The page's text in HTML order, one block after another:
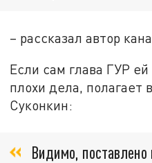
– рассказал автор
Если сам глава ГУР ей
плохи дела, полагает
Суконкин:
Видимо, поставлено